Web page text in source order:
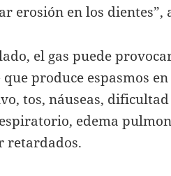
erosión en los dientes”,
el gas puede
produce espasmos
tos, náuseas,
edema
retardados.